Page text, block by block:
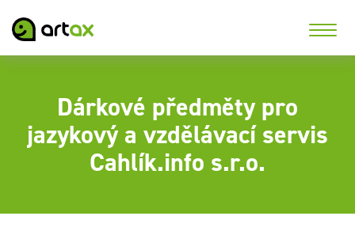
Dárkové předměty pro
jazykový a vzdělávací servis
Cahlík.info s.r.o.